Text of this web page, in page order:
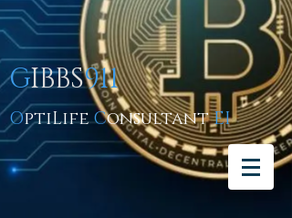
GIBBS911
OptiLifeConsultantEI